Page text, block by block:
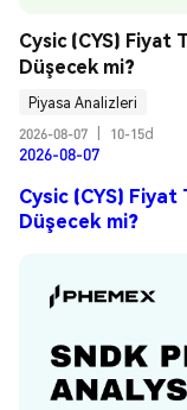
Cysic (CYS) Fiyat
Düşecek mi?
Piyasa Analizleri
2026-08-07
10-15d
2026-08-07
Cysic (CYS) Fiyat
Düşecek mi?